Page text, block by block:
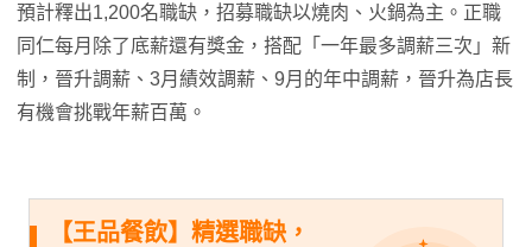
預計釋出1,200名職缺，招募職缺以燒肉、火鍋為主。正職
同仁每月除了底薪還有獎金，搭配「一年最多調薪三次」新
制，晉升調薪、3月績效調薪、9月的年中調薪，晉升為店長
有機會挑戰年薪百萬。
【王品餐飲】精選職缺，